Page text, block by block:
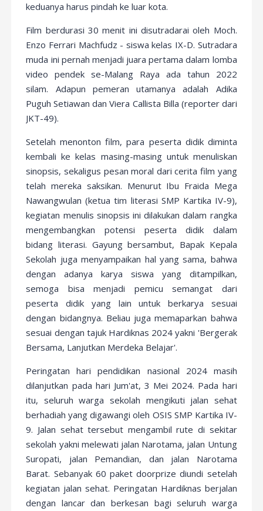
keduanya harus pindah ke luar kota.
Film berdurasi 30 menit ini disutradarai oleh Moch.
Enzo Ferrari Machfudz - siswa kelas IX-D. Sutradara
muda ini pernah menjadi juara pertama dalam lomba
video pendek se-Malang Raya ada tahun 2022
silam. Adapun pemeran utamanya adalah Adika
Puguh Setiawan dan Viera Callista Billa (reporter dari
JKT-49).
Setelah menonton film, para peserta didik diminta
kembali ke kelas masing-masing untuk menuliskan
sinopsis, sekaligus pesan moral dari cerita film yang
telah mereka saksikan. Menurut Ibu Fraida Mega
Nawangwulan (ketua tim literasi SMP Kartika IV-9),
kegiatan menulis sinopsis ini dilakukan dalam rangka
mengembangkan potensi peserta didik dalam
bidang literasi. Gayung bersambut, Bapak Kepala
Sekolah juga menyampaikan hal yang sama, bahwa
dengan adanya karya siswa yang ditampilkan,
semoga bisa menjadi pemicu semangat dari
peserta didik yang lain untuk berkarya sesuai
dengan bidangnya. Beliau juga memaparkan bahwa
sesuai dengan tajuk Hardiknas 2024 yakni 'Bergerak
Bersama, Lanjutkan Merdeka Belajar'.
Peringatan hari pendidikan nasional 2024 masih
dilanjutkan pada hari Jum'at, 3 Mei 2024. Pada hari
itu, seluruh warga sekolah mengikuti jalan sehat
berhadiah yang digawangi oleh OSIS SMP Kartika IV-
9. Jalan sehat tersebut mengambil rute di sekitar
sekolah yakni melewati jalan Narotama, jalan Untung
Suropati, jalan Pemandian, dan jalan Narotama
Barat. Sebanyak 60 paket doorprize diundi setelah
kegiatan jalan sehat. Peringatan Hardiknas berjalan
dengan lancar dan berkesan bagi seluruh warga